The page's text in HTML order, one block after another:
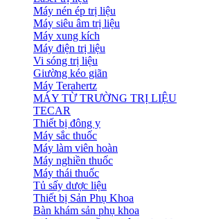
Máy nén ép trị liệu
Máy siêu âm trị liệu
Máy xung kích
Máy điện trị liệu
Vi sóng trị liệu
Giường kéo giãn
Máy Terahertz
MÁY TỪ TRƯỜNG TRỊ LIỆU
TECAR
Thiết bị đông y
Máy sắc thuốc
Máy làm viên hoàn
Máy nghiền thuốc
Máy thái thuốc
Tủ sấy dược liệu
Thiết bị Sản Phụ Khoa
Bàn khám sản phụ khoa